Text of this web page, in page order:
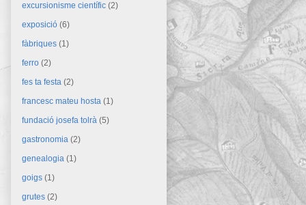
excursionisme científic (2)
exposició (6)
fàbriques (1)
ferro (2)
fes ta festa (2)
francesc mateu hosta (1)
fundació josefa tolrà (5)
gastronomia (2)
genealogia (1)
goigs (1)
grutes (2)